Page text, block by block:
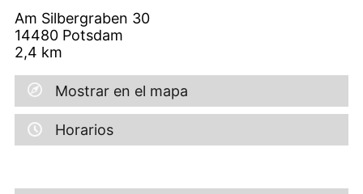
Am Silbergraben 30
14480 Potsdam
2,4 km
Mostrar en el mapa
Horarios